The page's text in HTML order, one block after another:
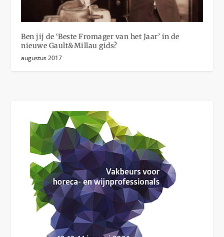
Ben jij de ‘Beste Fromager van het Jaar’ in de
nieuwe Gault&Millau gids?
augustus 2017